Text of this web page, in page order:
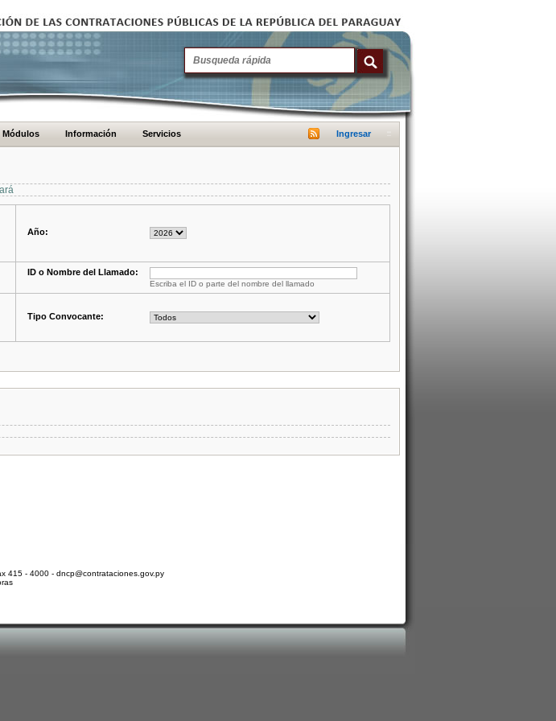
Módulos Información Servicios Ingresar
Año:
ID o Nombre del Llamado:
Escriba el ID o parte del nombre del llamado
Tipo Convocante:
415 - 4000 - dncp@contrataciones.gov.py